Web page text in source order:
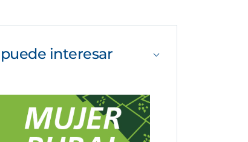
interesar